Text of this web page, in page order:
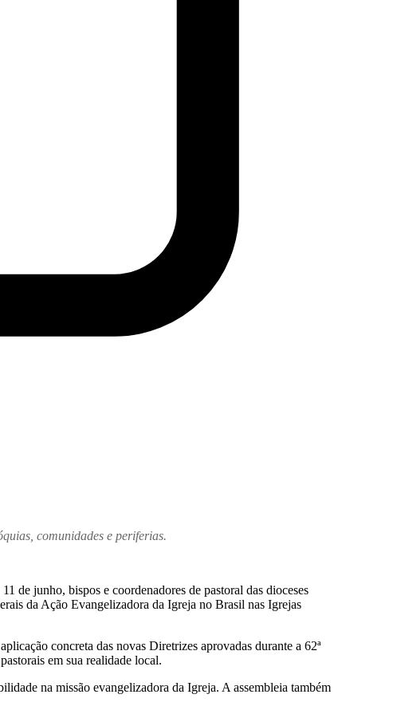
comunidades e periferias.
de junho, bispos e coordenadores de pastoral das dioceses
da Ação Evangelizadora da Igreja no Brasil nas Igrejas
concreta das novas Diretrizes aprovadas durante a 62ª
em sua realidade local.
na missão evangelizadora da Igreja. A assembleia também